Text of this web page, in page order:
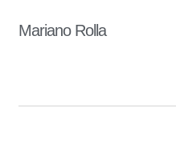
Mariano Rolla